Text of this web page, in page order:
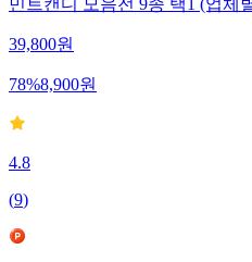
민트캔디 모음전 9종 택1 (업체
39,800원
78%8,900원
4.8
(9)